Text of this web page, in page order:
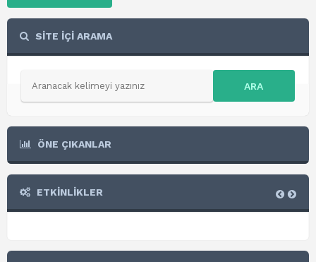
SİTE İÇİ ARAMA
ARA
ÖNE ÇIKANLAR
ETKİNLİKLER